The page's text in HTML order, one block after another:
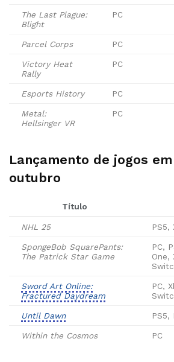
The Last Plague:
Blight
PC
Parcel Corps PC
Victory Heat
Rally
PC
Esports History PC
Metal:
Hellsinger VR
PC
Lançamento de jogos
outubro
Título
NHL 25 PS5,
SpongeBob SquarePants:
The Patrick Star Game
PC,
One,
Sword Art Online:
Fractured Daydream
PC,
Until Dawn PS5,
Within the Cosmos PC